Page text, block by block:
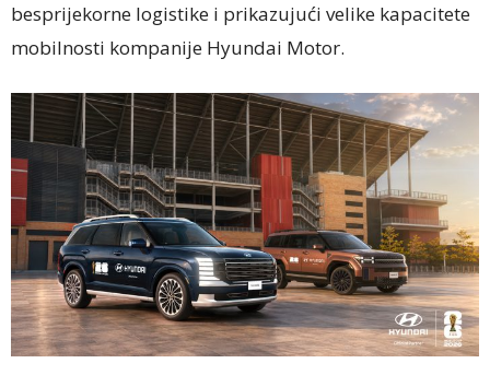
besprijekorne logistike i prikazujući velike kapacitete
mobilnosti kompanije Hyundai Motor.